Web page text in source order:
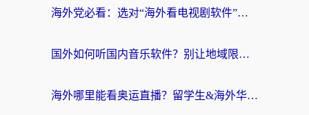
海外党必看：选对“海外看电视剧软件”，再也不用愁国内剧刷不了
国外如何听国内音乐软件？别让地域限制，断了你的中文歌单
海外哪里能看奥运直播？留学生&海外华人必看的体育赛事观赛终极指南